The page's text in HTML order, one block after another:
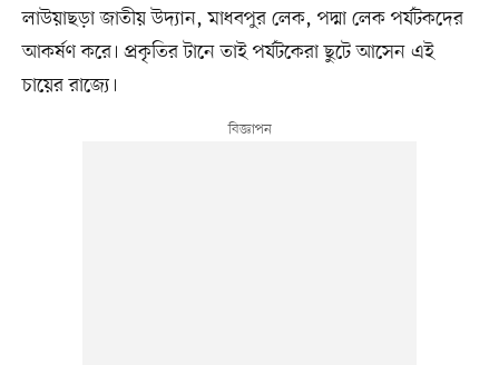
লাউয়াছড়া জাতীয় উদ্যান, মাধবপুর লেক, পদ্মা লেক পর্যটকদের
আকর্ষণ করে। প্রকৃতির টানে তাই পর্যটকেরা ছুটে আসেন এই
চায়ের রাজ্যে।